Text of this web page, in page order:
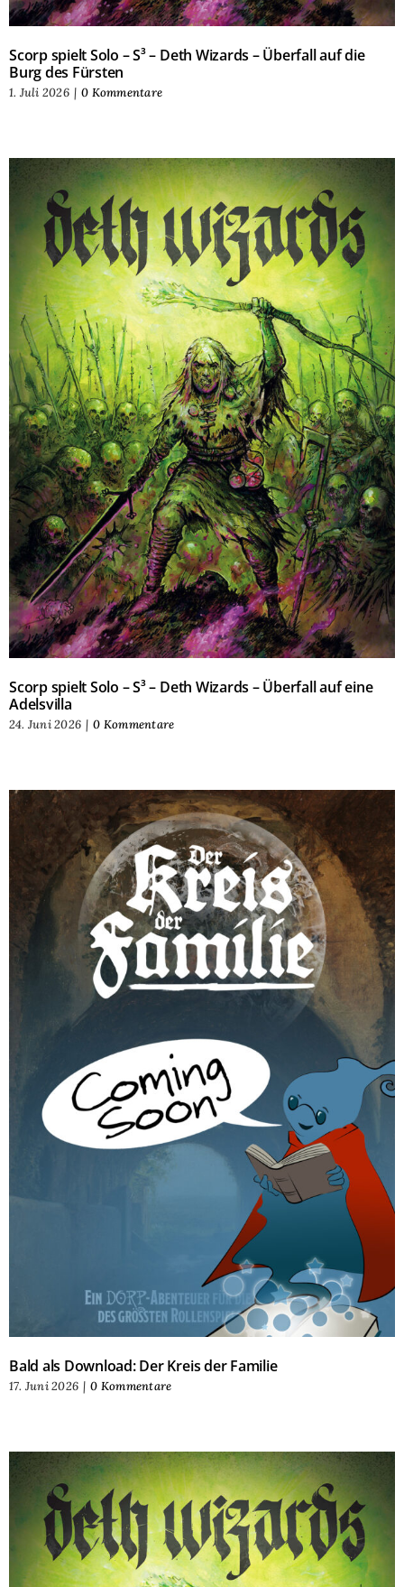
Scorp spielt Solo – S³ – Deth Wizards – Überfall auf die
Burg des Fürsten
1. Juli 2026 | 0 Kommentare
Scorp spielt Solo – S³ – Deth Wizards – Überfall auf eine
Adelsvilla
24. Juni 2026 | 0 Kommentare
Bald als Download: Der Kreis der Familie
17. Juni 2026 | 0 Kommentare